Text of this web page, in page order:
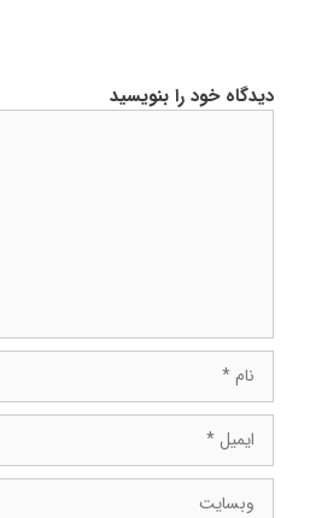
دیدگاه خود را بنویسید
ایمیل
وبسایت